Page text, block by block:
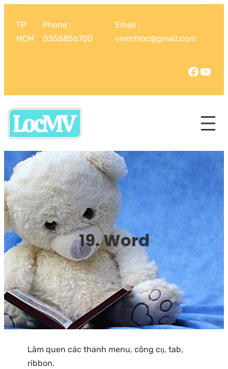
TP
HCM
Phone :
0356856700
Email :
vminhloc@gmail.com
19. Word
Làm quen các thanh menu, công cụ, tab,
ribbon.